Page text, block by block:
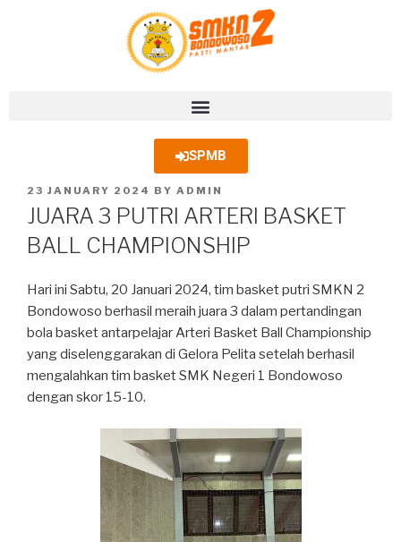
SPMB
23 JANUARY 2024 BY ADMIN
JUARA 3 PUTRI ARTERI BASKET
BALL CHAMPIONSHIP
Hari ini Sabtu, 20 Januari 2024, tim basket putri SMKN 2
Bondowoso berhasil meraih juara 3 dalam pertandingan
bola basket antarpelajar Arteri Basket Ball Championship
yang diselenggarakan di Gelora Pelita setelah berhasil
mengalahkan tim basket SMK Negeri 1 Bondowoso
dengan skor 15-10.